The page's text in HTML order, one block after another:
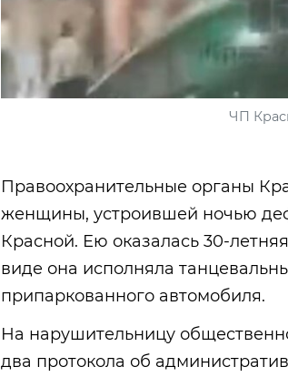
ЧП
Правоохранительные органы
женщины, устроившей ночью
Красной. Ею оказалась 30-
виде она исполняла
припаркованного автомобиля.
На нарушительницу
два протокола об